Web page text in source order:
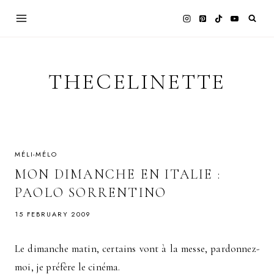
THECELINETTE
MÉLI-MÉLO
MON DIMANCHE EN ITALIE :
PAOLO SORRENTINO
15 FEBRUARY 2009
Le dimanche matin, certains vont à la messe, pardonnez-
moi, je préfère le cinéma.